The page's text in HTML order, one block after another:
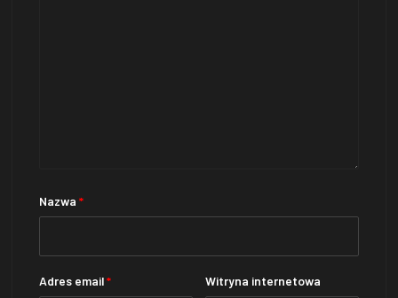
Nazwa*
Adres email* Witryna internetowa